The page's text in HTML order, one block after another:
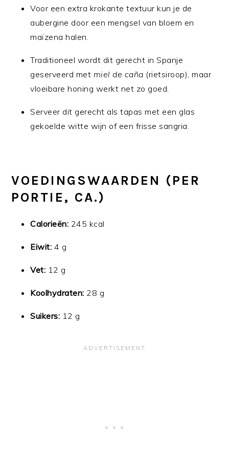
Voor een extra krokante textuur kun je de
aubergine door een mengsel van bloem en
maïzena halen.
Traditioneel wordt dit gerecht in Spanje
geserveerd met miel de caña (rietsiroop), maar
vloeibare honing werkt net zo goed.
Serveer dit gerecht als tapas met een glas
gekoelde witte wijn of een frisse sangria.
VOEDINGSWAARDEN (PER
PORTIE, CA.)
Calorieën: 245 kcal
Eiwit: 4 g
Vet: 12 g
Koolhydraten: 28 g
Suikers: 12 g